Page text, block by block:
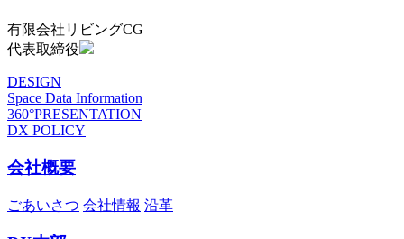
有限会社リビングCG
代表取締役
DESIGN
Space Data Information
360°PRESENTATION
DX POLICY
会社概要
ごあいさつ 会社情報 沿革